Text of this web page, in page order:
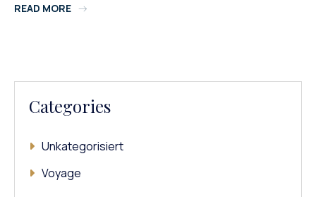
Dem
Sollte
READ MORE
Categories
Unkategorisiert
Voyage